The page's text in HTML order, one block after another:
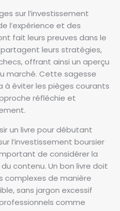
sur l’investissement
l’expérience et des
fait leurs preuves dans le
leurs stratégies,
offrant ainsi un aperçu
marché. Cette sagesse
à éviter les pièges courants
réfléchie et
un livre pour débutant
l’investissement boursier
de considérer la
contenu. Un bon livre doit
complexes de manière
sans jargon excessif
comme